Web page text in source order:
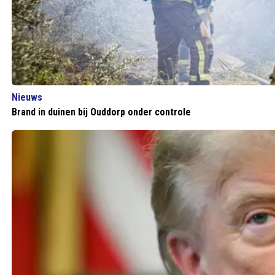
Nieuws
Brand in duinen bij Ouddorp onder controle